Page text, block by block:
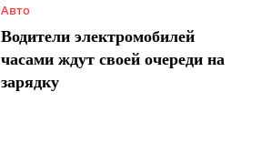
Авто
Водители электромобилей
часами ждут своей очереди на
зарядку